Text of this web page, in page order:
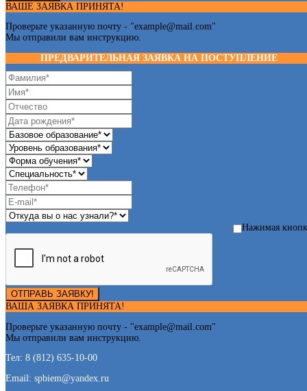
ВАШЕ ЗАЯВКА ПРИНЯТА!
Проверьте указанную почту - "example@mail.com"
Мы отправили вам инструкцию.
ПРЕДВАРИТЕЛЬНАЯ ЗАЯВКА НА ПОСТУПЛЕНИЕ
Нажимая
ОТПРАВЬ ЗАЯВКУ!
ВАША ЗАЯВКА ПРИНЯТА!
Проверьте указанную почту - "example@mail.com"
Мы отправили вам инструкцию.
Тел: 8 (812) 635-10-00
Email: spbiem@yandex.ru